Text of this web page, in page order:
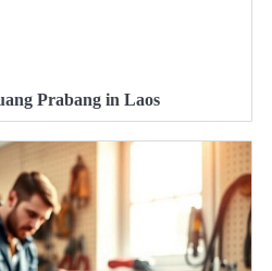
Prabang in Laos